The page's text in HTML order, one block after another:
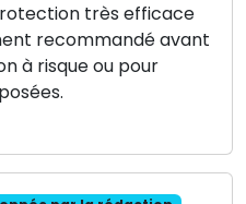
très efficace
recommandé avant
à risque ou pour